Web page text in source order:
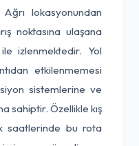
lokasyonundan
noktasına ulaşana
izlenmektedir. Yol
etkilenmemesi
sistemlerine ve
sahiptir. Özellikle kış
saatlerinde bu rota